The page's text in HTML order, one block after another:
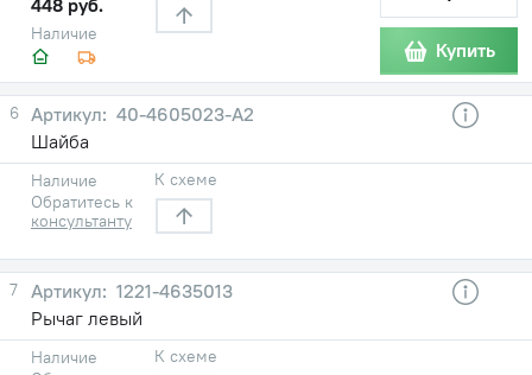
Наличие
Купить
6
40-4605023-А2
Шайба
Наличие
Обратитесь к
консультанту
К схеме
7
1221-4635013
Рычаг левый
Наличие
К схеме